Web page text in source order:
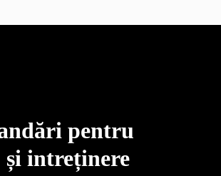
pentru
intreținere